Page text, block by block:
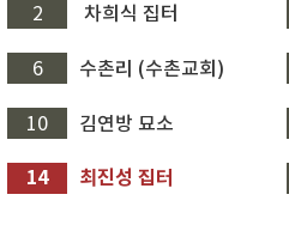
2 차희식 집터
6 수촌리 (수촌교회)
10 김연방 묘소
14 최진성 집터